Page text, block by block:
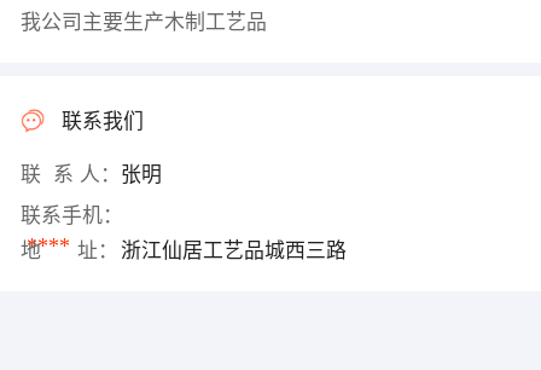
我公司主要生产木制工艺品
联系我们
联 系 人： 张明
联系手机：
****
地 址： 浙江仙居工艺品城西三路